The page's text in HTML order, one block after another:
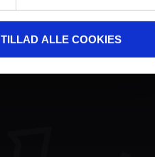
TILLAD ALLE COOKIES